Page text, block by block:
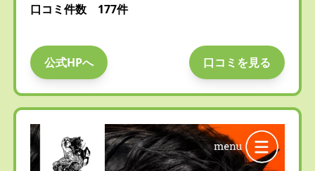
口コミ件数 177件
公式HPへ 口コミを見る